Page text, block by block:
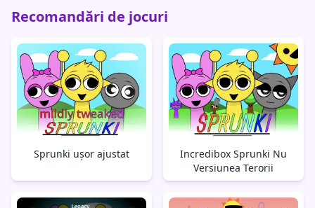
Recomandări de jocuri
Sprunki ușor ajustat
Incredibox Sprunki Nu
Versiunea Terorii